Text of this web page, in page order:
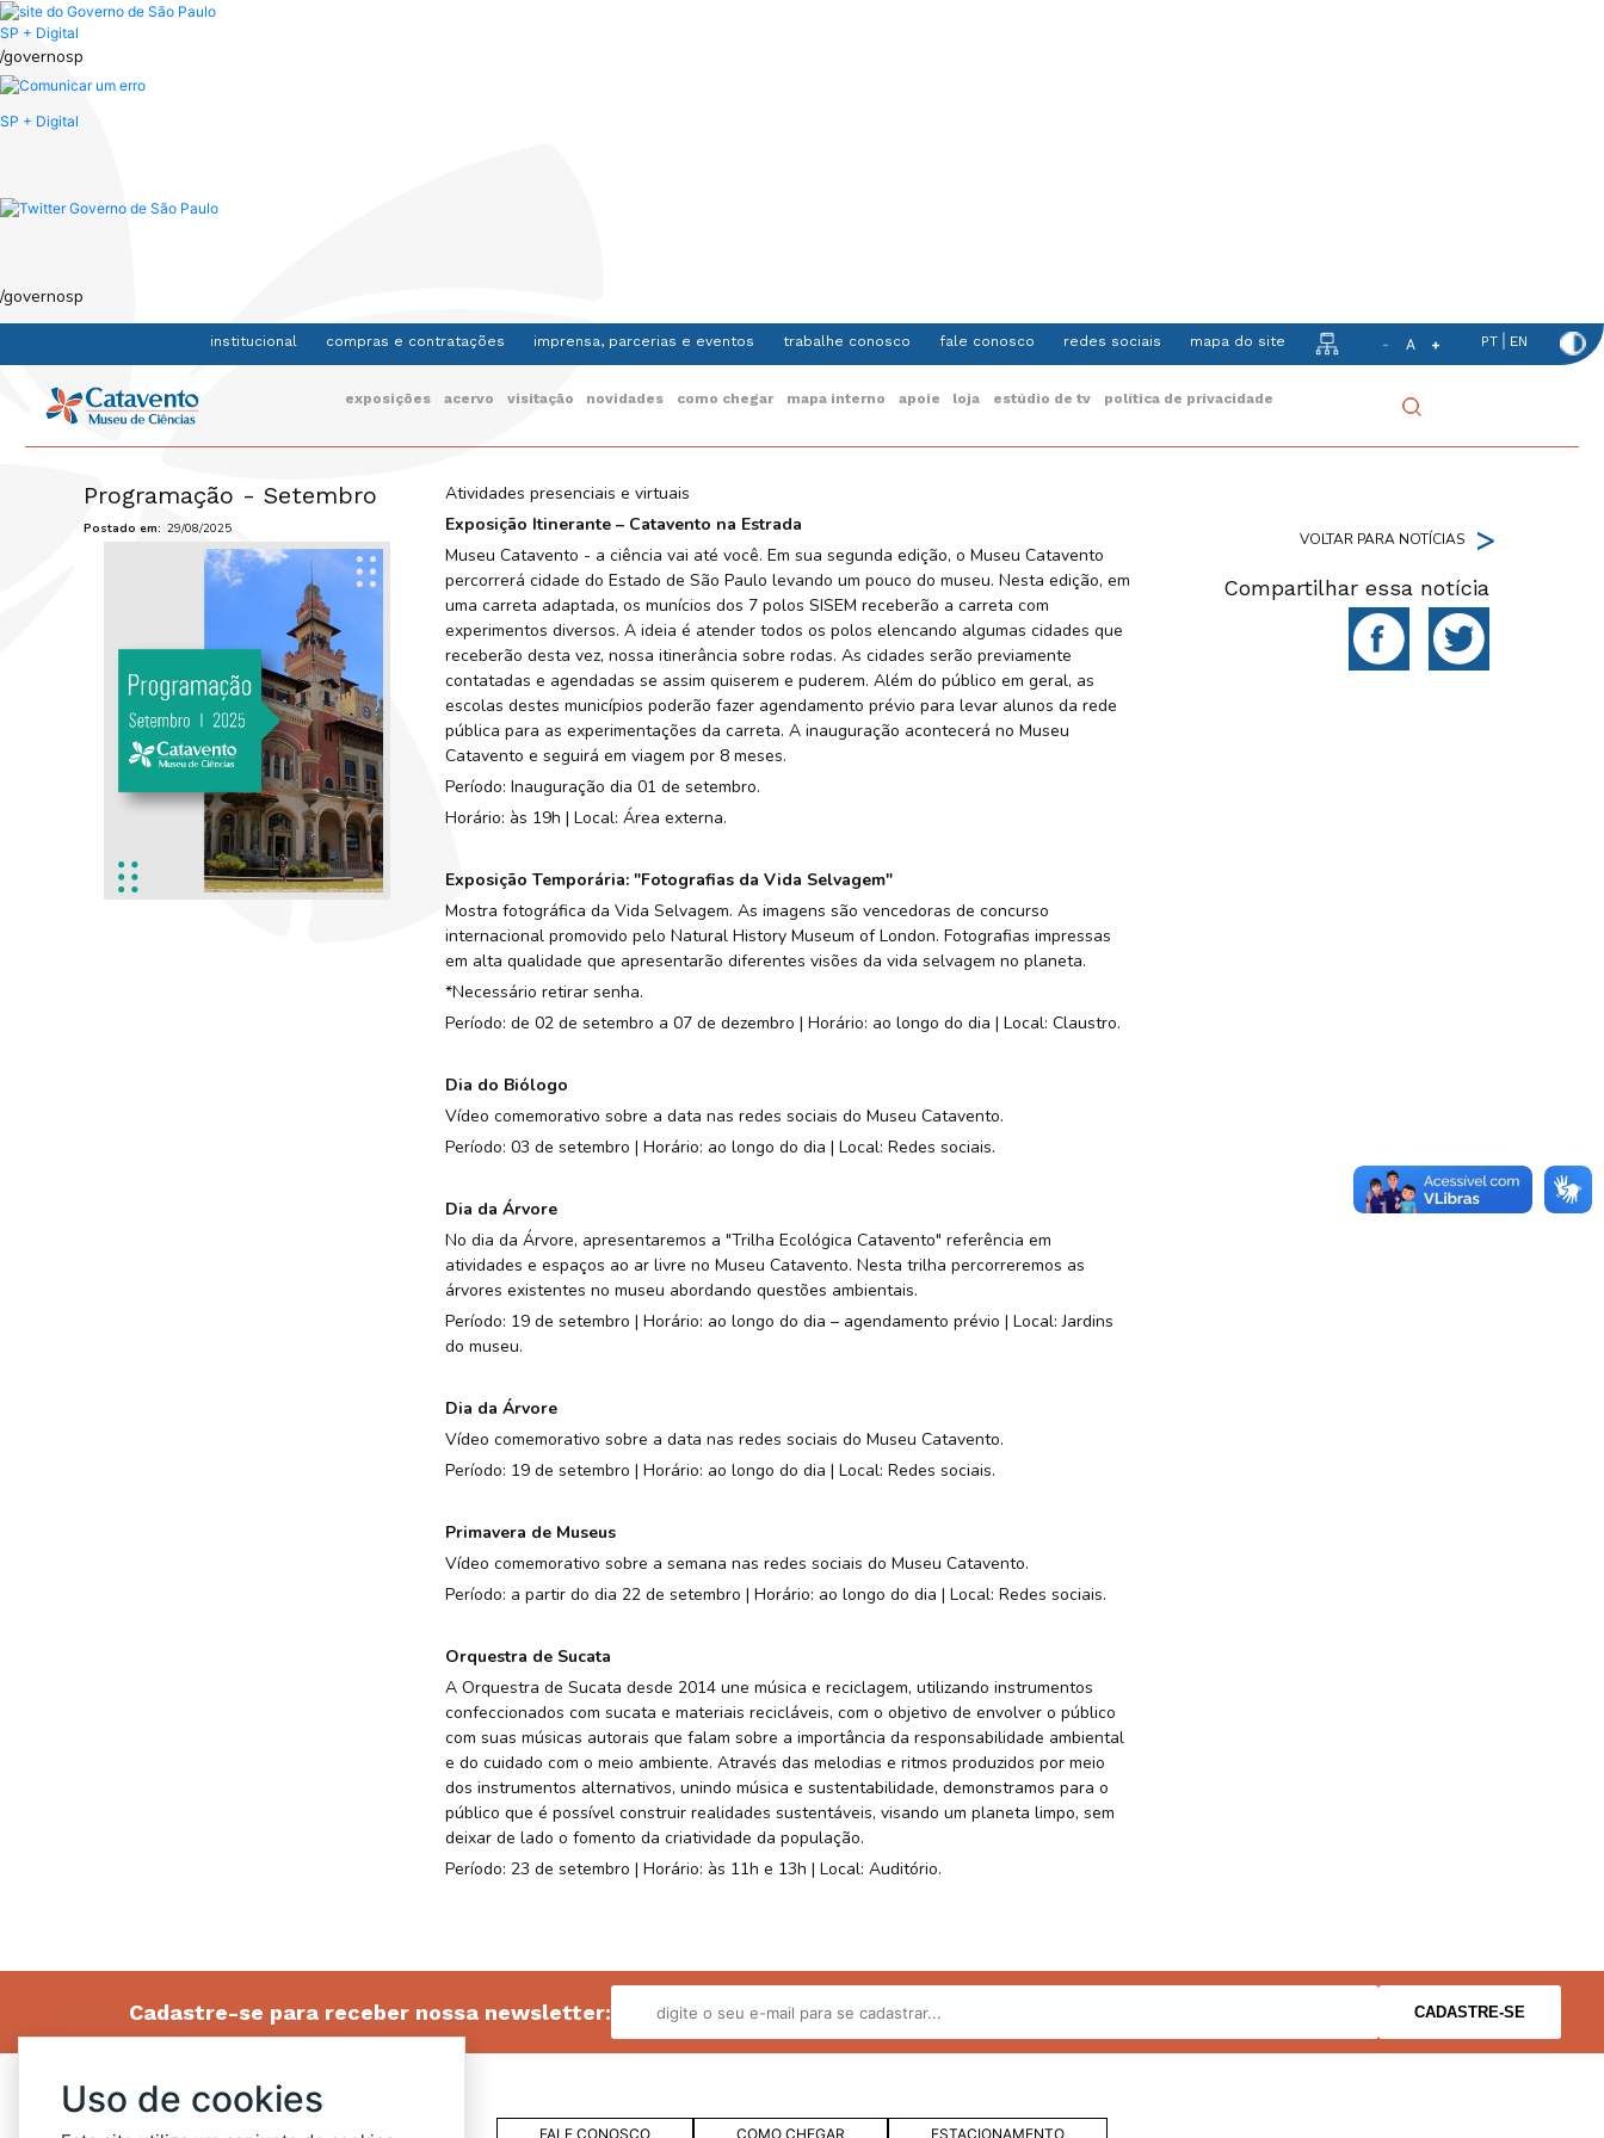
Skip
to
main
content
SP + Digital
/governosp
SP + Digital
/governosp
institucional compras e contratações imprensa, parcerias e eventos trabalhe conosco fale conosco redes sociais mapa do site - A + PT EN
Navegação
principal
exposições acervo visitação novidades como chegar mapa interno apoie loja estúdio de tv política de privacidade
Programação - Setembro
Postado em 29/08/2025
Atividades presenciais e virtuais
Exposição Itinerante – Catavento na Estrada
Museu Catavento - a ciência vai até você. Em sua segunda edição, o Museu Catavento
percorrerá cidade do Estado de São Paulo levando um pouco do museu. Nesta edição, em
uma carreta adaptada, os munícios dos 7 polos SISEM receberão a carreta com
experimentos diversos. A ideia é atender todos os polos elencando algumas cidades que
receberão desta vez, nossa itinerância sobre rodas. As cidades serão previamente
contatadas e agendadas se assim quiserem e puderem. Além do público em geral, as
escolas destes municípios poderão fazer agendamento prévio para levar alunos da rede
pública para as experimentações da carreta. A inauguração acontecerá no Museu
Catavento e seguirá em viagem por 8 meses.
Período: Inauguração dia 01 de setembro.
Horário: às 19h | Local: Área externa.
Exposição Temporária: "Fotografias da Vida Selvagem"
Mostra fotográfica da Vida Selvagem. As imagens são vencedoras de concurso
internacional promovido pelo Natural History Museum of London. Fotografias impressas
em alta qualidade que apresentarão diferentes visões da vida selvagem no planeta.
*Necessário retirar senha.
Período: de 02 de setembro a 07 de dezembro | Horário: ao longo do dia | Local: Claustro.
Dia do Biólogo
Vídeo comemorativo sobre a data nas redes sociais do Museu Catavento.
Período: 03 de setembro | Horário: ao longo do dia | Local: Redes sociais.
Dia da Árvore
No dia da Árvore, apresentaremos a "Trilha Ecológica Catavento" referência em
atividades e espaços ao ar livre no Museu Catavento. Nesta trilha percorreremos as
árvores existentes no museu abordando questões ambientais.
Período: 19 de setembro | Horário: ao longo do dia – agendamento prévio | Local: Jardins
do museu.
Dia da Árvore
Vídeo comemorativo sobre a data nas redes sociais do Museu Catavento.
Período: 19 de setembro | Horário: ao longo do dia | Local: Redes sociais.
Primavera de Museus
Vídeo comemorativo sobre a semana nas redes sociais do Museu Catavento.
Período: a partir do dia 22 de setembro | Horário: ao longo do dia | Local: Redes sociais.
Orquestra de Sucata
A Orquestra de Sucata desde 2014 une música e reciclagem, utilizando instrumentos
confeccionados com sucata e materiais recicláveis, com o objetivo de envolver o público
com suas músicas autorais que falam sobre a importância da responsabilidade ambiental
e do cuidado com o meio ambiente. Através das melodias e ritmos produzidos por meio
dos instrumentos alternativos, unindo música e sustentabilidade, demonstramos para o
público que é possível construir realidades sustentáveis, visando um planeta limpo, sem
deixar de lado o fomento da criatividade da população.
Período: 23 de setembro | Horário: às 11h e 13h | Local: Auditório.
VOLTAR PARA NOTÍCIAS >
Compartilhar essa notícia
Cadastre-se para receber nossa newsletter:
FALE CONOSCO COMO CHEGAR ESTACIONAMENTO
Uso de cookies